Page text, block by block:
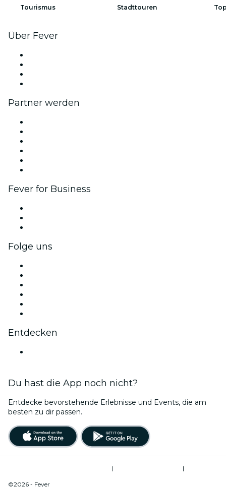
Tourismus Stadttouren
Über Fever
Partner werden
Fever for Business
Folge uns
Entdecken
Du hast die App noch nicht?
Entdecke bevorstehende Erlebnisse und Events, die am
besten zu dir passen.
|
|
©2026 - Fever